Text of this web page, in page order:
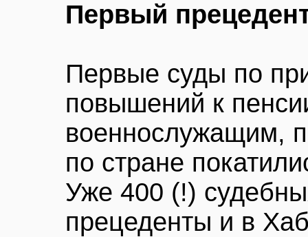
Первый
Первые суды по
повышений к
военнослужащим,
по стране
Уже 400 (!)
прецеденты и в